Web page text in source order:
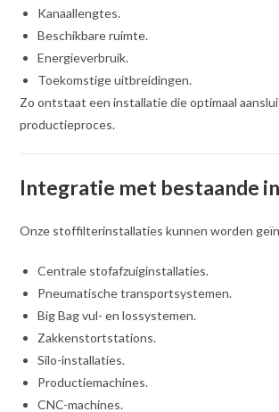
Kanaallengtes.
Beschikbare ruimte.
Energieverbruik.
Toekomstige uitbreidingen.
Zo ontstaat een installatie die optimaal
productieproces.
Integratie met bestaande
Onze stoffilterinstallaties kunnen worden
Centrale stofafzuiginstallaties.
Pneumatische transportsystemen.
Big Bag vul- en lossystemen.
Zakkenstortstations.
Silo-installaties.
Productiemachines.
CNC-machines.